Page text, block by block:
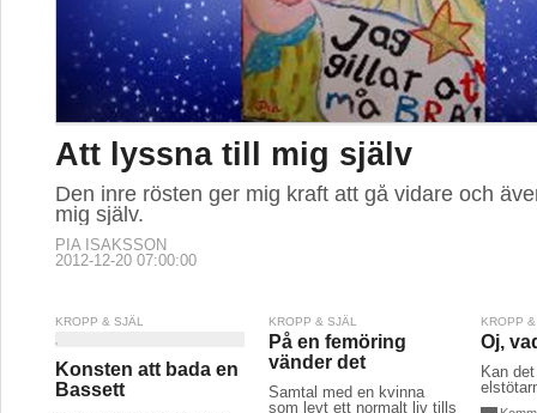
Att lyssna till mig själv
Den inre rösten ger mig kraft att gå vidare och
mig själv.
PIA ISAKSSON
2012-12-20 07:00:00
KROPP & SJÄL
Konsten att bada en
Bassett
KROPP & SJÄL
På en femöring
vänder det
Samtal med en kvinna
som levt ett normalt liv tills
KROPP
Oj,
Kan